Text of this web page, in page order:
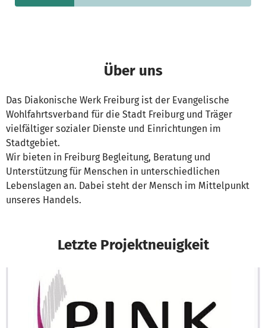
Über uns
Das Diakonische Werk Freiburg ist der Evangelische
Wohlfahrtsverband für die Stadt Freiburg und Träger
vielfältiger sozialer Dienste und Einrichtungen im
Stadtgebiet.
Wir bieten in Freiburg Begleitung, Beratung und
Unterstützung für Menschen in unterschiedlichen
Lebenslagen an. Dabei steht der Mensch im Mittelpunkt
unseres Handels.
Letzte Projektneuigkeit